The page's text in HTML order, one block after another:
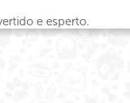
e esperto.